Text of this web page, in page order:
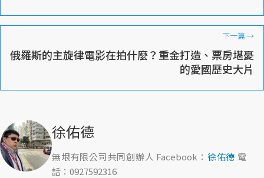
下一篇→
俄羅斯的主旋律電影在拍什麼？重金打造、票房堪憂
的愛國歷史大片
徐佑德
無垠有限公司共同創辦人 Facebook： 徐佑德 電
話：0927592316